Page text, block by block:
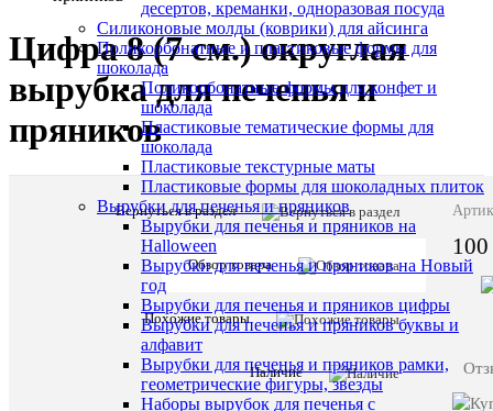
десертов, креманки, одноразовая посуда
Силиконовые молды (коврики) для айсинга
Поликорбонатные и пластиковые формы для
шоколада
Поликорбонатные формы для конфет и
шоколада
Пластиковые тематические формы для
шоколада
Пластиковые текстурные маты
Пластиковые формы для шоколадных плиток
Вырубки для печенья и пряников
Вырубки для печенья и пряников на
Halloween
Вырубки для печенья и пряников на Новый
год
Вырубки для печенья и пряников цифры
Вырубки для печенья и пряников буквы и
алфавит
Вырубки для печенья и пряников рамки,
геометрические фигуры, звезды
Наборы вырубок для печенья с
Цифра 8 (7 см.) округлая
вырубка для печенья и
пряников
Вернуться в раздел
Обзор товара
Похожие товары
Наличие
Цифра
см.)
округлая
для